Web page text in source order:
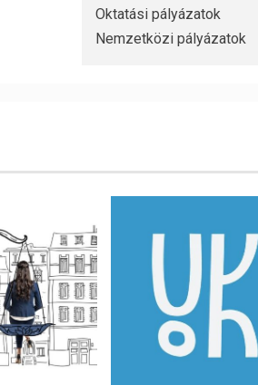
Oktatási pályázatok
Nemzetközi pályázatok